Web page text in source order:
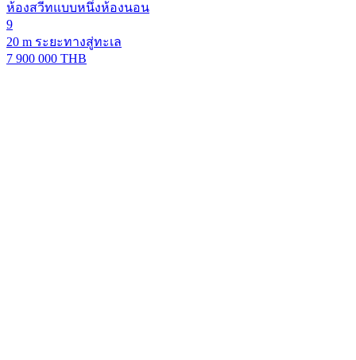
ห้องสวีทแบบหนึ่งห้องนอน
9
20 m ระยะทางสู่ทะเล
7 900 000 THB